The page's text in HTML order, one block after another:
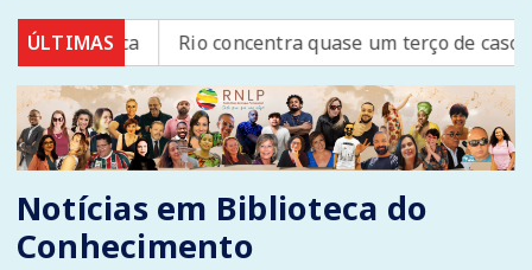
ÚLTIMAS
cística Rio concentra quase um terço de casos de
Notícias em Biblioteca do
Conhecimento